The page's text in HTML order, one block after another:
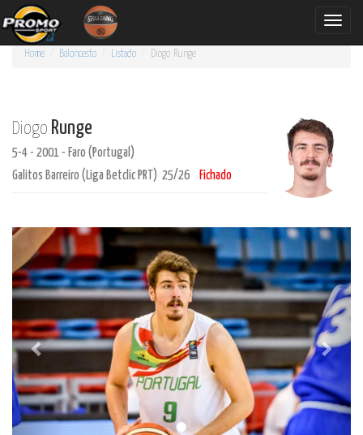
Toggle
Home Baloncesto Listado Diogo Runge
Diogo Runge
5-4 - 2001 - Faro (Portugal)
Galitos Barreiro (Liga Betclic PRT) 25/26
Fichado